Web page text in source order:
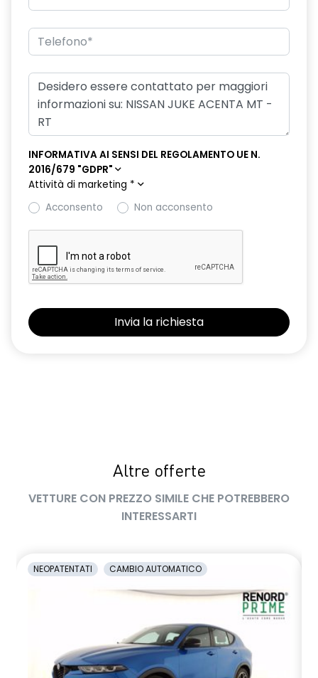
INFORMATIVA AI SENSI DEL REGOLAMENTO UE N.
2016/679 "GDPR"
Attività di marketing *
Acconsento
Non acconsento
Altre offerte
VETTURE CON PREZZO SIMILE CHE POTREBBERO
INTERESSARTI
NEOPATENTATI CAMBIO AUTOMATICO